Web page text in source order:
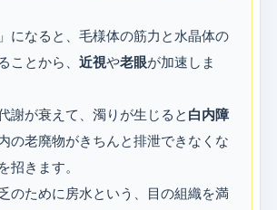
になると、毛様体の筋力と水晶体の
ことから、 近視や老眼が加速しま
謝が衰えて、濁りが生じると 白内障
の老廃物がきちんと排泄できなくな
を招きます。
のために房水という、目の組織を満